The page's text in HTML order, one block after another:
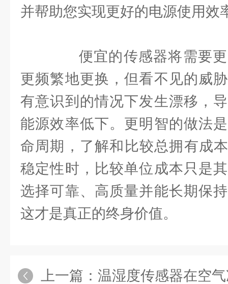
并帮助您实现更好的电源使用效
便宜的传感器将需要更
更频繁地更换，但看不见的威
有意识到的情况下发生漂移，
能源效率低下。更明智的做法
命周期，了解和比较总拥有成
稳定性时，比较单位成本只是
选择可靠、高质量并能长期保
这才是真正的终身价值。
上一篇： 温湿度传感器在空